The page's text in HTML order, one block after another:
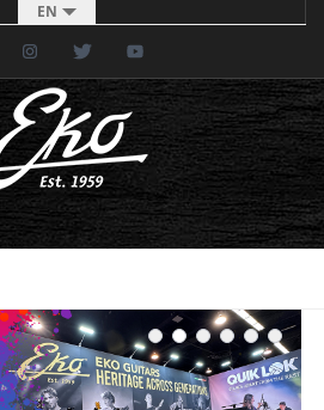
EN
FacebookInstagramTwitter